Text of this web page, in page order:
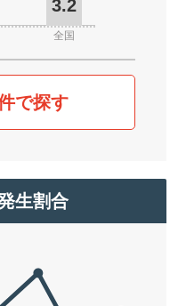
3.2
全国
で探す
生割合